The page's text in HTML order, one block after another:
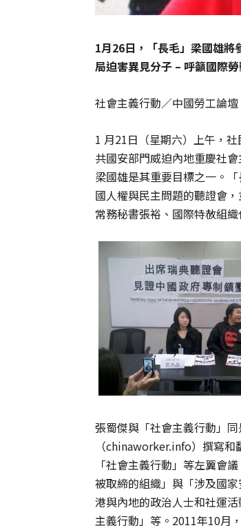
1月26日，「長毛」梁國雄
局迫害異見分子 – 呼籲國際
社會主義行動／中國勞工論
1 月21日（星期六）上午，
共國安部門威迫內地重慶社會
梁國雄是其重要目標之一。
國人權與民主問題的聽證會
常務秘書張裕、國際特赦組
張蜀傑與「社會主義行動」
（chinaworker.info）撰寫
「社會主義行動」等左翼會
被取締的組織」與「涉及國
港與內地的政治人士和社運
主義行動」等。2011年10月